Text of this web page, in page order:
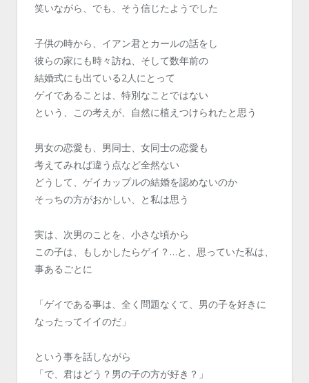
笑いながら、でも、そう信じたようでした
子供の時から、イアン君とカールの話をし
彼らの家にも時々訪ね、そして数年前の
結婚式にも出ている2人にとって
ゲイであることは、特別なことではない
という、この考えが、自然に植えつけられたと思う
男女の恋愛も、男同士、女同士の恋愛も
考えてみれば違う点など全然ない
どうして、ゲイカップルの結婚を認めないのか
そっちの方がおかしい、と私は思う
実は、次男のことを、小さな頃から
この子は、もしかしたらゲイ？…と、思っていた私は、
事あるごとに
「ゲイである事は、全く問題なくて、男の子を好きに
なったってイイのだ」
という事を話しながら
「で、君はどう？男の子の方が好き？」